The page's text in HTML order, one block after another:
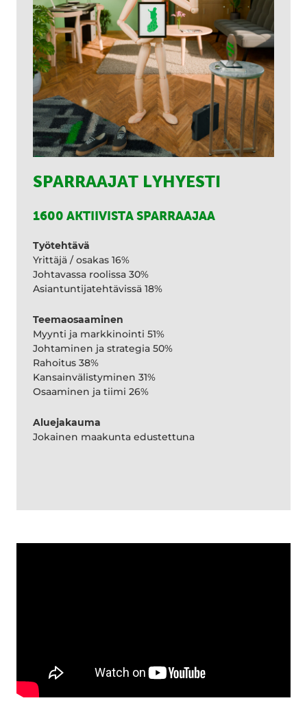
SPARRAAJAT LYHYESTI
1600 AKTIIVISTA SPARRAAJAA
Työtehtävä
Yrittäjä / osakas 16%
Johtavassa roolissa 30%
Asiantuntijatehtävissä 18%
Teemaosaaminen
Myynti ja markkinointi 51%
Johtaminen ja strategia 50%
Rahoitus 38%
Kansainvälistyminen 31%
Osaaminen ja tiimi 26%
Aluejakauma
Jokainen maakunta edustettuna